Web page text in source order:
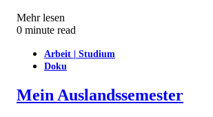
Mehr lesen
0 minute read
Arbeit | Studium
Doku
Mein Auslandssemester